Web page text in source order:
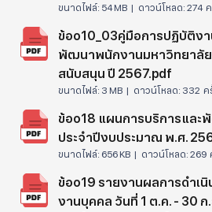
ขนาดไฟล์: 54 MB | ดาวน์โหลด: 274
ข้อo10_03คู่มือการปฏิบัติงา
พัฒนาพนักงานมหาวิทยาลั
สนับสนุน ปี 2567.pdf
ขนาดไฟล์: 3 MB | ดาวน์โหลด: 332 ค
ข้อo18 แผนการบริการแล
ประจำปีงบประมาณ พ.ศ.
ขนาดไฟล์: 656 KB | ดาวน์โหลด: 269
ข้อo19 รายงานผลการดำเ
งานบุคคล วันที่ 1 ต.ค. - 30